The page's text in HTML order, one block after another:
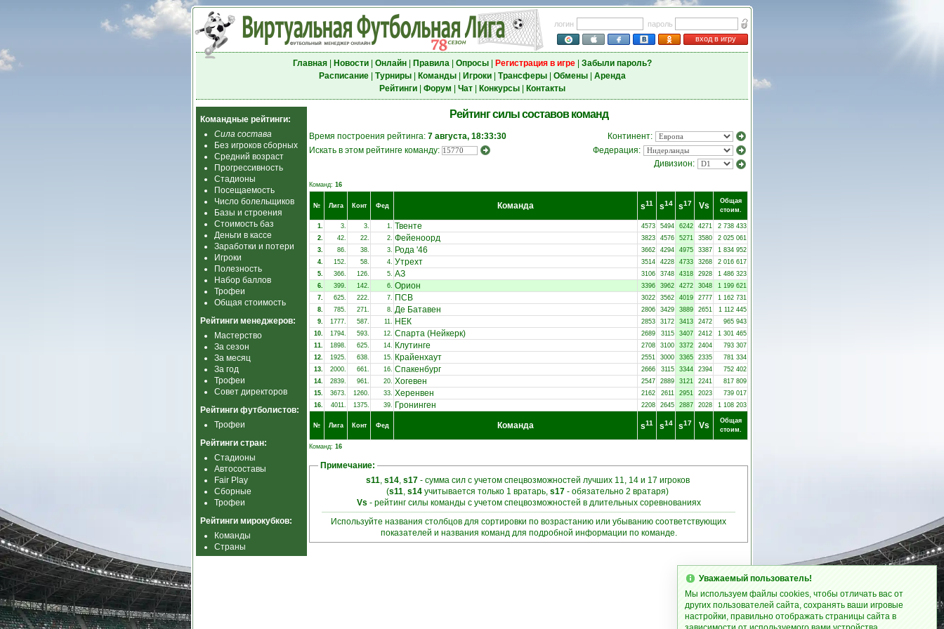
логин
пароль
вход в игру
Главная| Новости| Онлайн| Правила| Опросы| Регистрация в игре| Забыли пароль?
Расписание| Турниры| Команды| Игроки| Трансферы| Обмены| Аренда
Рейтинги| Форум Чат| Конкурсы| Контакты
Командные рейтинги:
Сила состава
Без игроков сборных
Средний возраст
Прогрессивность
Стадионы
Посещаемость
Число болельщиков
Базы и строения
Стоимость баз
Деньги в кассе
Заработки и потери
Игроки
Полезность
Набор баллов
Трофеи
Общая стоимость
Рейтинги менеджеров:
Мастерство
За сезон
За месяц
За год
Трофеи
Совет директоров
Рейтинги футболистов:
Трофеи
Рейтинги стран:
Стадионы
Автосоставы
Fair Play
Сборные
Трофеи
Рейтинги мирокубков:
Команды
Страны
Рейтинг силы составов команд
Время построения рейтинга: 7 августа, 18:33:30
Континент:
Искать в этом рейтинге команду:
Федерация:
Дивизион:
Команд: 16
№ Лига Конт Фед Команда s11 s14 s17 Vs
Общая
стоим.
1. 3. 3. 1. Твенте 4573 5494 6242 4271
2 738 433
2.
42. 22. 2. Фейеноорд 3823 4576 5271 3580
2 025 061
3.
86. 38. 3. Рода '46 3662 4294 4975 3387
1 834 952
4.
152. 58. 4. Утрехт 3514 4228 4733 3268
2 016 617
5.
366. 126. 5. АЗ 3106 3748 4318 2928
1 486 323
6.
399. 142. 6. Орион 3396 3962 4272 3048
1 199 621
7.
625. 222. 7. ПСВ 3022 3562 4019 2777
1 162 731
8.
785. 271. 8. Де Батавен 2806 3429 3889 2651
1 112 445
9.
1777. 587. 11. НЕК 2853 3172 3413 2472
965 943
10.
1794. 593. 12. Спарта (Нейкерк) 2689 3115 3407 2412
1 301 465
11.
1898. 625. 14. Клутинге 2708 3100 3372 2404
793 307
12.
1925. 638. 15. Крайенхаут 2551 3000 3365 2335
781 334
13.
2000. 661. 16. Спакенбург 2666 3115 3344 2394
752 402
14.
2839. 961. 20. Хогевен 2547 2889 3121 2241
817 809
15.
3673. 1260. 33. Херенвен 2162 2611 2951 2023
739 017
16.
4011. 1375. 39. Гронинген 2208 2645 2887 2028 1 108 203
№ Лига Конт Фед Команда s11 s14 s17 Vs
Общая
стоим.
Команд: 16
Примечание:
s11, s14, s17- сумма сил с учетом спецвозможностей лучших 11, 14 и 17 игроков
(s11, s14 учитывается только 1 вратарь, s17 - обязательно 2 вратаря)
Vs - рейтинг силы команды с учетом спецвозможностей в длительных соревнованиях
Используйте названия столбцов для сортировки по возрастанию или убыванию соответствующих
показателей и названия команд для подробной информации по команде.
Уважаемый пользователь!
Мы используем файлы cookies, чтобы отличать вас от
других пользователей сайта, сохранять ваши игровые
настройки, правильно отображать страницы сайта в